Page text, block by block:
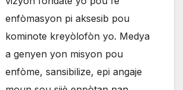
enfòmasyon pi aksesib pou
kominote kreyòlofòn yo. Medya
a genyen yon misyon pou
enfòme, sansibilize, epi angaje